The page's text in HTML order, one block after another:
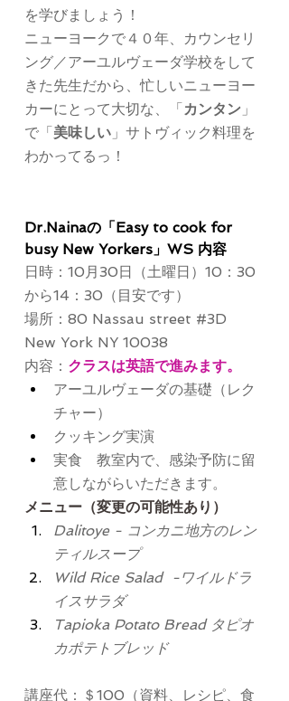
を学びましょう！
ニューヨークで４０年、カウンセリ
ング／アーユルヴェーダ学校をして
きた先生だから、忙しいニューヨー
カーにとって大切な、「カンタン 」
で「美味しい 」サトヴィック料理を
わかってるっ！
Dr.Nainaの「Easy to cook for
busy New Yorkers」WS 内容
日時：10月30日（土曜日）10：30
から14：30（目安です）
場所：80 Nassau street #3D
New York NY 10038
内容： クラスは英語で進みます。
アーユルヴェーダの基礎（レク
チャー）
クッキング実演
実食　教室内で、感染予防に留
意しながらいただきます。
メニュー（変更の可能性あり）
Dalitoye - コンカニ地方のレン
ティルスープ
Wild Rice Salad  -ワイルドラ
イスサラダ
Tapioka Potato Bread タピオ
カポテトブレッド
講座代：＄100（資料、レシピ、食